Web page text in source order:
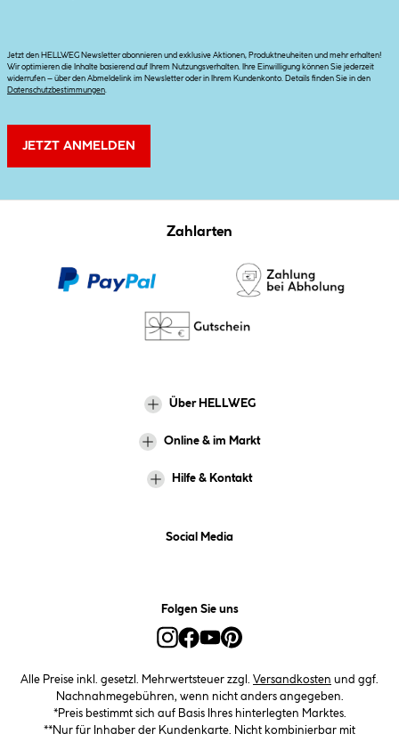
Jetzt den HELLWEG Newsletter abonnieren und exklusive Aktionen, Produktneuheiten und mehr erhalten!
Wir optimieren die Inhalte basierend auf Ihrem Nutzungsverhalten. Ihre Einwilligung können Sie jederzeit
widerrufen – über den Abmeldelink im Newsletter oder in Ihrem Kundenkonto. Details finden Sie in den
Datenschutzbestimmungen
JETZT ANMELDEN
Zahlarten
Über HELLWEG
Online & im Markt
Hilfe & Kontakt
Social Media
Folgen Sie uns
Alle Preise inkl. gesetzl. Mehrwertsteuer zzgl. Versandkosten und ggf.
Nachnahmegebühren, wenn nicht anders angegeben.
*Preis bestimmt sich auf Basis Ihres hinterlegten Marktes.
**Nur für Inhaber der Kundenkarte. Nicht kombinierbar mit